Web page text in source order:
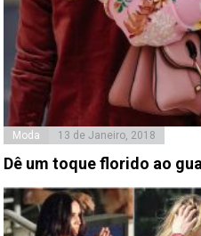
Moda 13 de Janeiro, 2018
Dê um toque florido ao